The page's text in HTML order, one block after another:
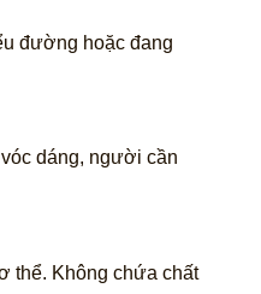
đường hoặc đang
dáng, người cần
thể. Không chứa chất